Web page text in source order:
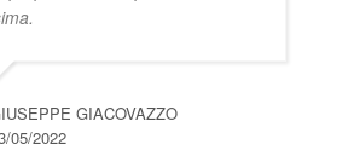
GIACOVAZZO
05/2022